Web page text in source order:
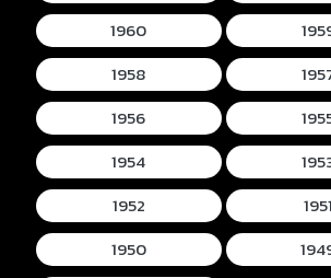
1960
1958
1956
1954
1952
1951
1950